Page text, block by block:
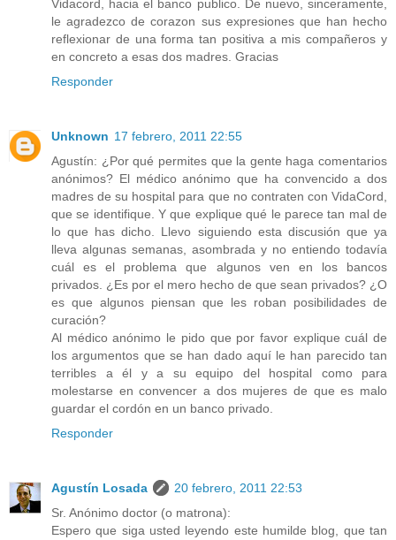
Vidacord, hacia el banco publico. De nuevo, sinceramente,
le agradezco de corazon sus expresiones que han hecho
reflexionar de una forma tan positiva a mis compañeros y
en concreto a esas dos madres. Gracias
Responder
Unknown 17 febrero, 2011 22:55
Agustín: ¿Por qué permites que la gente haga comentarios
anónimos? El médico anónimo que ha convencido a dos
madres de su hospital para que no contraten con VidaCord,
que se identifique. Y que explique qué le parece tan mal de
lo que has dicho. Llevo siguiendo esta discusión que ya
lleva algunas semanas, asombrada y no entiendo todavía
cuál es el problema que algunos ven en los bancos
privados. ¿Es por el mero hecho de que sean privados? ¿O
es que algunos piensan que les roban posibilidades de
curación?
Al médico anónimo le pido que por favor explique cuál de
los argumentos que se han dado aquí le han parecido tan
terribles a él y a su equipo del hospital como para
molestarse en convencer a dos mujeres de que es malo
guardar el cordón en un banco privado.
Responder
Agustín Losada
20 febrero, 2011 22:53
Sr. Anónimo doctor (o matrona):
Espero que siga usted leyendo este humilde blog, que tan